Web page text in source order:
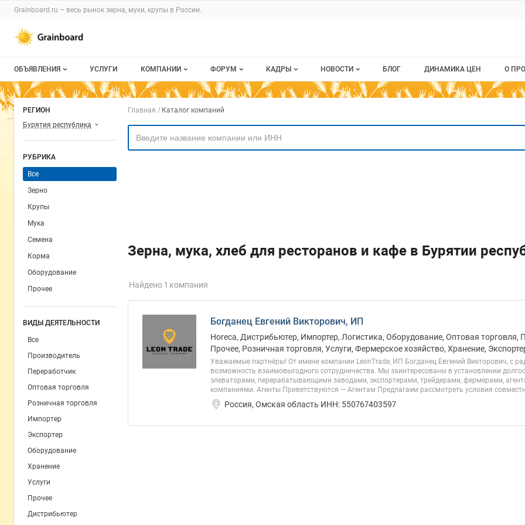
Раздел навигации по сайту grainboard.ru
Grainboard.ru – весь рынок зерна, муки, крупы в России.
Авторизация и меню пользователя
Навигация по разделам сайта grainboard.ru
ОБЪЯВЛЕНИЯ
Все объявления
Мои объявления
УСЛУГИ КОМПАНИИ
О каталоге компаний
Моя компания
ФОРУМ
Все темы
КАДРЫ
Все вакансии
НОВОСТИ
Новости рынка
БЛОГ ДИНАМИКА ЦЕН О
О
РЕГИОН
Бурятия республика
РУБРИКА
Все
Зерно
Крупы
Мука
Семена
Корма
Оборудование
Прочее
ВИДЫ ДЕЯТЕЛЬНОСТИ
Все
Производитель
Переработчик
Оптовая торговля
Розничная торговля
Импортер
Экспортер
Оборудование
Хранение
Услуги
Прочее
Дистрибьютер
Навигация по компаниям
Главная Каталог компаний
Зерна, мука, хлеб для ресторанов и кафе в Бурятии
Найдено 1 компания
Богданец Евгений Викторович, ИП
Horeca, Дистрибьютер, Импортер, Логистика, Оборудование, Оптовая торговля,
Прочее, Розничная торговля, Услуги, Фермерское хозяйство, Хранение,
Уважаемые партнёры! От имени компании LeonTrade, ИП Богданец Евгений Викторович, с
возможность взаимовыгодного сотрудничества. Мы заинтересованы в установлении
элеваторами, перерабатывающими заводами, экспортерами, трейдерами, фермерами,
компаниями. Агенты Приветствуются — Агентам Предлагаем рассмотреть условия
Россия, Омская область ИНН: 550767403597